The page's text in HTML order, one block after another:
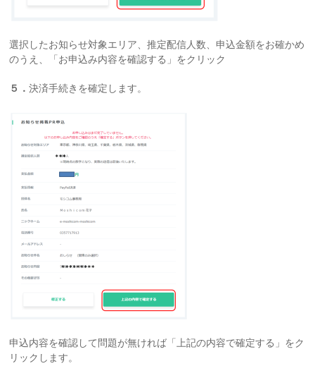
選択したお知らせ対象エリア、推定配信人数、申込金額をお確かめ
のうえ、「お申込み内容を確認する」をクリック
５．決済手続きを確定します。
申込内容を確認して問題が無ければ「上記の内容で確定する」をク
リックします。